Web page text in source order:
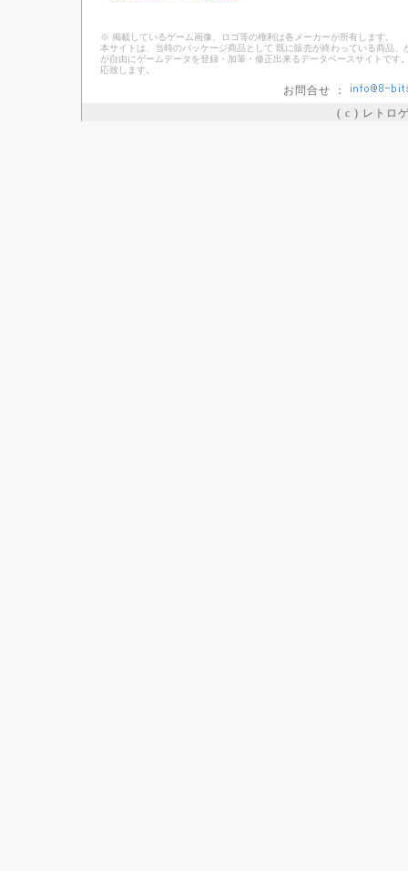
※ 掲載しているゲーム画像、ロゴ等の権利は各メーカーが所有します。
本サイトは、当時のパッケージ商品として 既に販売が終わっている商品
が自由にゲームデータを登録・加筆・修正出来るデータベースサイトで
応致します。
お問合せ ：
( c ) レトロ